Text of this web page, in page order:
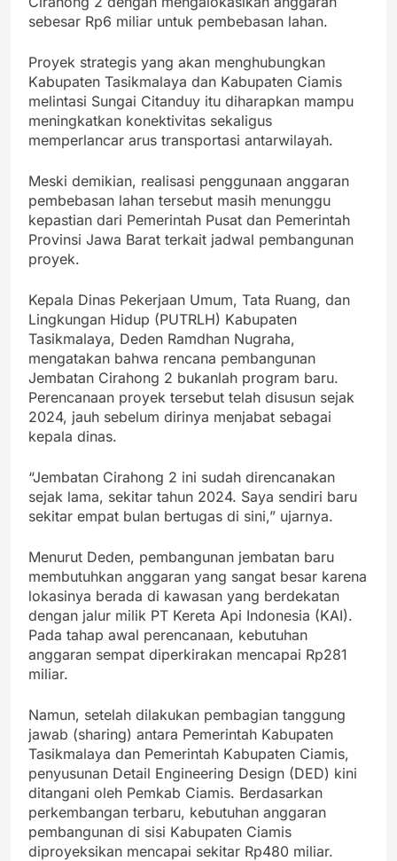
sebesar Rp6 miliar untuk pembebasan lahan.
Proyek strategis yang akan menghubungkan
Kabupaten Tasikmalaya dan Kabupaten Ciamis
melintasi Sungai Citanduy itu diharapkan mampu
meningkatkan konektivitas sekaligus
memperlancar arus transportasi antarwilayah.
Meski demikian, realisasi penggunaan anggaran
pembebasan lahan tersebut masih menunggu
kepastian dari Pemerintah Pusat dan Pemerintah
Provinsi Jawa Barat terkait jadwal pembangunan
proyek.
Kepala Dinas Pekerjaan Umum, Tata Ruang, dan
Lingkungan Hidup (PUTRLH) Kabupaten
Tasikmalaya, Deden Ramdhan Nugraha,
mengatakan bahwa rencana pembangunan
Jembatan Cirahong 2 bukanlah program baru.
Perencanaan proyek tersebut telah disusun sejak
2024, jauh sebelum dirinya menjabat sebagai
kepala dinas.
“Jembatan Cirahong 2 ini sudah direncanakan
sejak lama, sekitar tahun 2024. Saya sendiri baru
sekitar empat bulan bertugas di sini,” ujarnya.
Menurut Deden, pembangunan jembatan baru
membutuhkan anggaran yang sangat besar karena
lokasinya berada di kawasan yang berdekatan
dengan jalur milik PT Kereta Api Indonesia (KAI).
Pada tahap awal perencanaan, kebutuhan
anggaran sempat diperkirakan mencapai Rp281
miliar.
Namun, setelah dilakukan pembagian tanggung
jawab (sharing) antara Pemerintah Kabupaten
Tasikmalaya dan Pemerintah Kabupaten Ciamis,
penyusunan Detail Engineering Design (DED) kini
ditangani oleh Pemkab Ciamis. Berdasarkan
perkembangan terbaru, kebutuhan anggaran
pembangunan di sisi Kabupaten Ciamis
diproyeksikan mencapai sekitar Rp480 miliar.